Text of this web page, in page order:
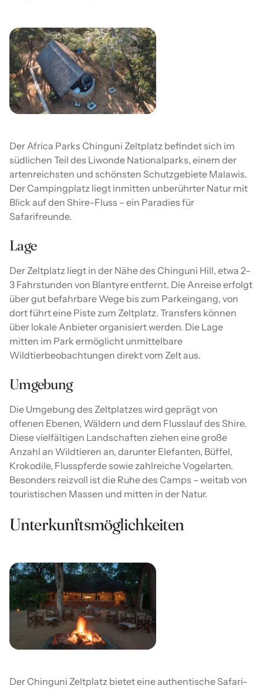
Der Africa Parks Chinguni Zeltplatz befindet sich im
südlichen Teil des Liwonde Nationalparks, einem der
artenreichsten und schönsten Schutzgebiete Malawis.
Der Campingplatz liegt inmitten unberührter Natur mit
Blick auf den Shire-Fluss – ein Paradies für
Safarifreunde.
Lage
Der Zeltplatz liegt in der Nähe des Chinguni Hill, etwa 2–
3 Fahrstunden von Blantyre entfernt. Die Anreise erfolgt
über gut befahrbare Wege bis zum Parkeingang, von
dort führt eine Piste zum Zeltplatz. Transfers können
über lokale Anbieter organisiert werden. Die Lage
mitten im Park ermöglicht unmittelbare
Wildtierbeobachtungen direkt vom Zelt aus.
Umgebung
Die Umgebung des Zeltplatzes wird geprägt von
offenen Ebenen, Wäldern und dem Flusslauf des Shire.
Diese vielfältigen Landschaften ziehen eine große
Anzahl an Wildtieren an, darunter Elefanten, Büffel,
Krokodile, Flusspferde sowie zahlreiche Vogelarten.
Besonders reizvoll ist die Ruhe des Camps – weitab von
touristischen Massen und mitten in der Natur.
Unterkunftsmöglichkeiten
Der Chinguni Zeltplatz bietet eine authentische Safari-